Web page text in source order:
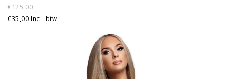
€125,00
€35,00 Incl. btw